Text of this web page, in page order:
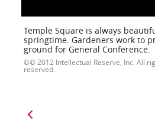
Temple Square is always
springtime. Gardeners work to
ground for General Conference.
© 2012 Intellectual Reserve, Inc. All
reserved.